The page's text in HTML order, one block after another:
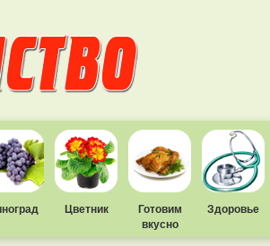
Цветник
Готовим
вкусно
Здоровье